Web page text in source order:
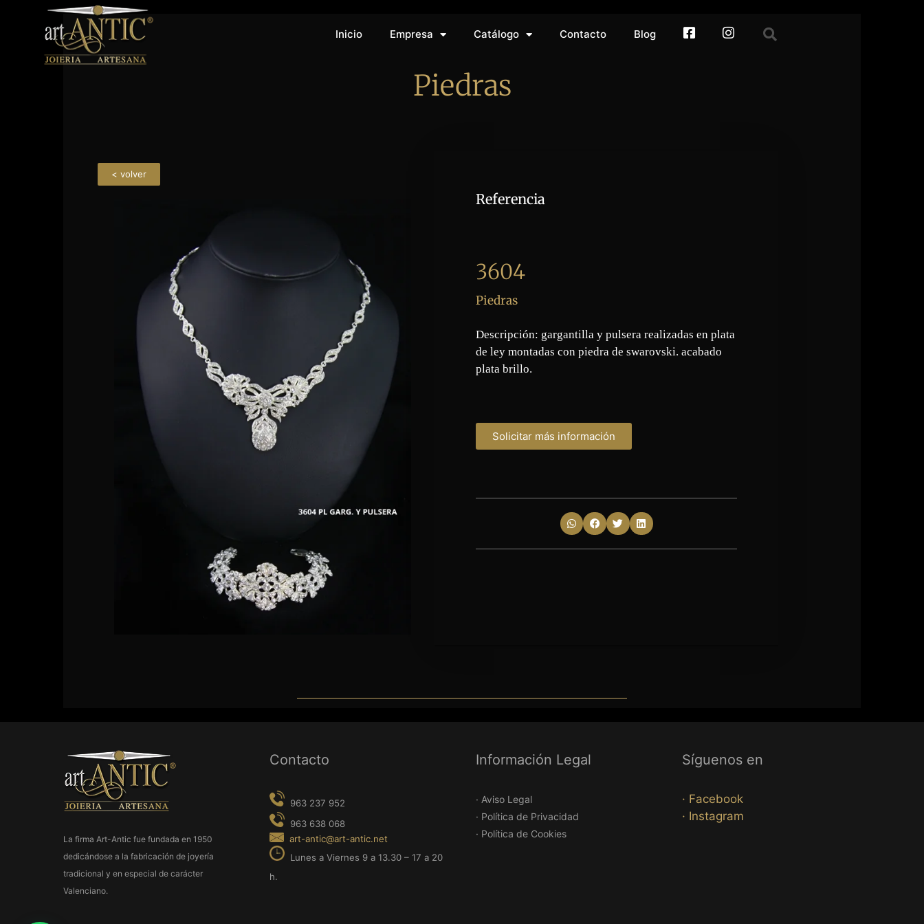
Inicio Empresa Catálogo Contacto Blog facebookInstagram
Piedras
< volver
Referencia
3604
Piedras
Descripción: gargantilla y pulsera realizadas en plata
de ley montadas con piedra de swarovski. acabado
plata brillo.
Solicitar más información
La firma Art-Antic fue fundada en 1950
dedicándose a la fabricación de joyería
tradicional y en especial de carácter
Valenciano.
Contacto
art-antic@art-antic.net
Información Legal
· Aviso Legal
· Política de Privacidad
· Política de Cookies
Síguenos en
· Facebook
· Instagram